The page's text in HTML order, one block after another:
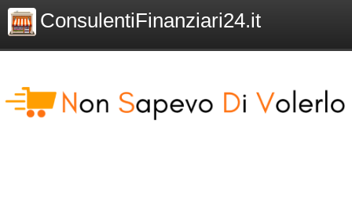
ConsulentiFinanziari24.it